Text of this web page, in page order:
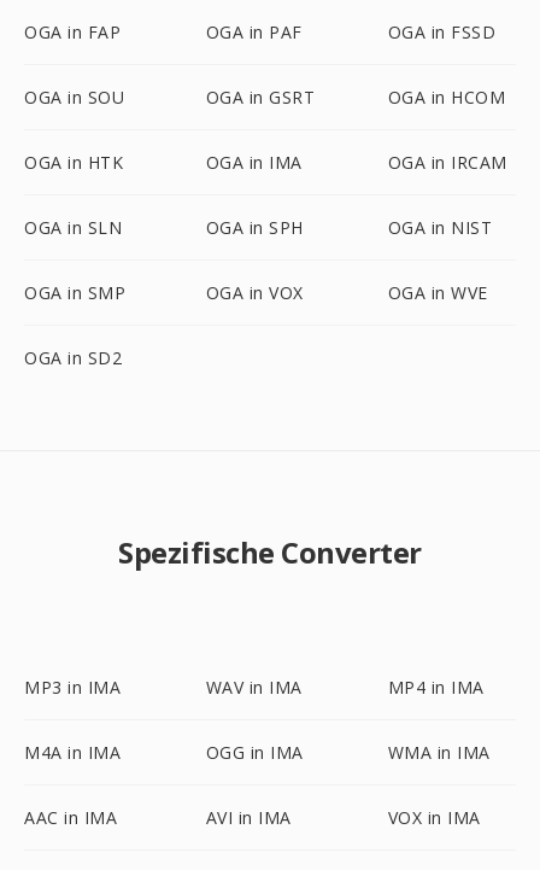
OGA in FAP OGA in PAF OGA in FSSD
OGA in SOU OGA in GSRT OGA in HCOM
OGA in HTK OGA in IMA OGA in IRCAM
OGA in SLN OGA in SPH OGA in NIST
OGA in SMP OGA in VOX OGA in WVE
OGA in SD2
Spezifische Converter
MP3 in IMA WAV in IMA MP4 in IMA
M4A in IMA OGG in IMA WMA in IMA
AAC in IMA AVI in IMA VOX in IMA